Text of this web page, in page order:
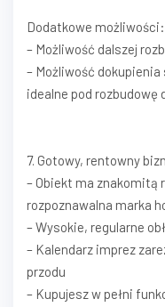
Dodatkowe możliwości:
– Możliwość dalszej
– Możliwość
idealne pod rozbudowę
7. Gotowy, rentowny
– Obiekt ma znakomitą
rozpoznawalna marka
– Wysokie, regularne
– Kalendarz imprez
przodu
– Kupujesz w pełni